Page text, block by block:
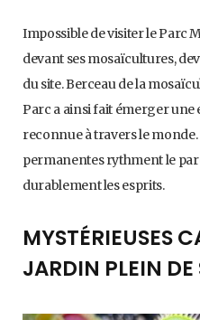
Impossible de visiter le Parc
devant ses mosaïcultures,
du site. Berceau de la
Parc a ainsi fait émerger une
reconnue à travers le
permanentes rythment le
durablement les esprits.
MYSTÉRIEUSES
JARDIN PLEIN DE